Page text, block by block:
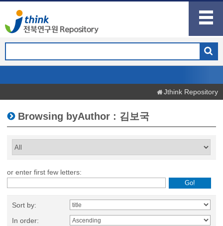
Jthink Repository
Browsing byAuthor : 김보국
or enter first few letters:
Sort by:
In order: